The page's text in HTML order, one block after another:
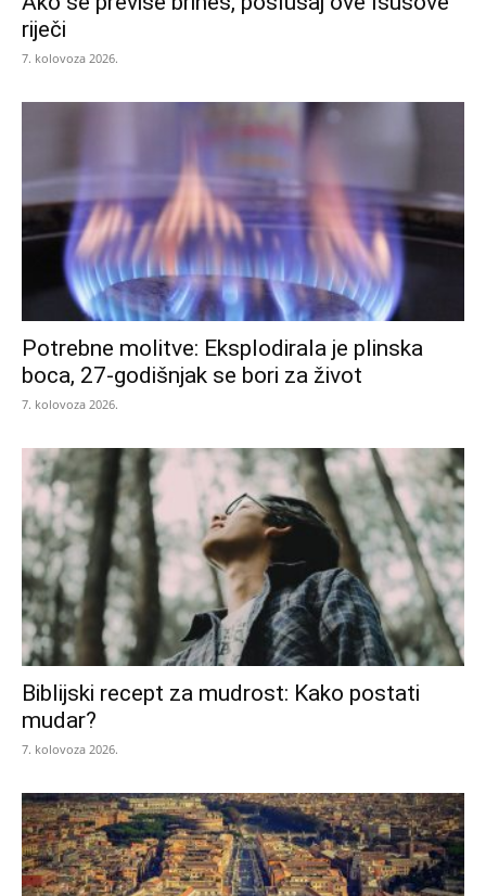
riječi
7. kolovoza 2026.
Potrebne molitve: Eksplodirala je plinska
boca, 27-godišnjak se bori za život
7. kolovoza 2026.
Biblijski recept za mudrost: Kako postati
mudar?
7. kolovoza 2026.